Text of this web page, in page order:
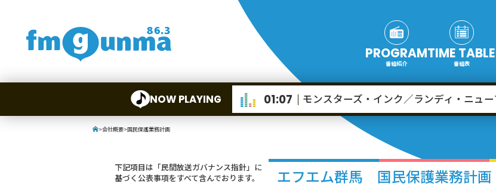
NOW PLAYING 01:07 モンスターズ・インク／ランディ・ニュ
PROGRAM
番組紹介
TIME TABLE
番組表
>会社概要>国民保護業務計画
エフエム群馬 国民保護業務計画
下記項目は「民間放送ガバナンス指針」に
基づく公表事項をすべて含んでおります。